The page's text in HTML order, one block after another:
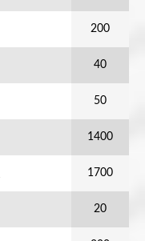
200
40
50
1400
1700
20